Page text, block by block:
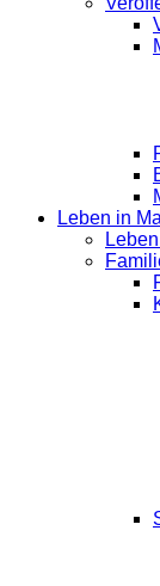
Leben in